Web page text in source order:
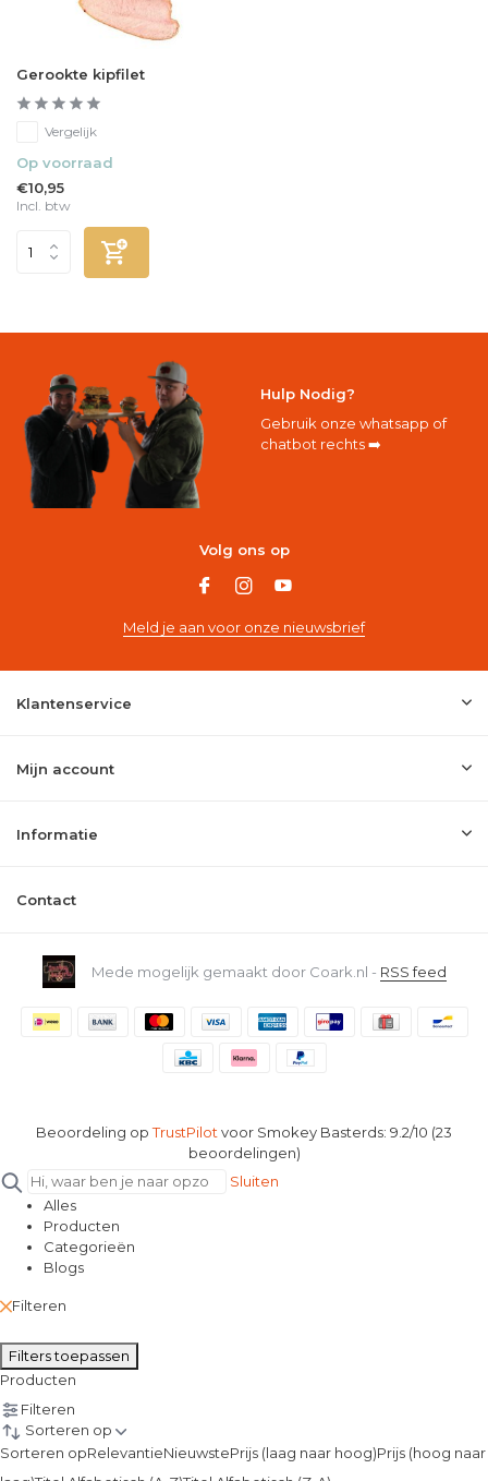
Gerookte kipfilet
Vergelijk
Op voorraad
€10,95
Incl. btw
Hulp Nodig?
Gebruik onze whatsapp of
chatbot rechts ➡️
Volg ons op
Meld je aan voor onze nieuwsbrief
Klantenservice
Mijn account
Informatie
Contact
Mede mogelijk gemaakt door Coark.nl - RSS feed
Beoordeling opTrustPilot voor Smokey Basterds: 9.2/10 (23
beoordelingen)
Sluiten
Alles
Producten
Categorieën
Blogs
Filteren
Filters toepassen
Producten
Filteren
Sorteren op
Sorteren opRelevantieNieuwstePrijs (laag naar hoog)Prijs (hoog naar